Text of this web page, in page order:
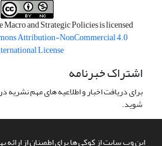
این وب سایت از کوکی ها برای اطمینان از ارائه
and Strategic Policies is licensed
Attribution-NonCommercial 4.0
License
اشتراک خبرنامه
برای دریافت اخبار و اطلاعیه های مهم
شوید.